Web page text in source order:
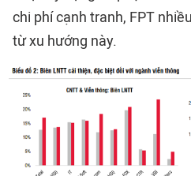
chi phí cạnh tranh, FPT
từ xu hướng này.